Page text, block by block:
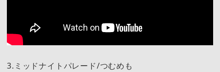
3.ミッドナイトパレード/つむめも